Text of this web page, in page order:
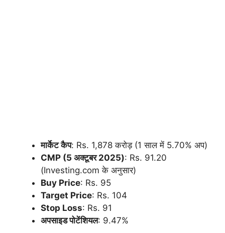
मार्केट कैप: Rs. 1,878 करोड़ (1 साल में 5.70% अप)
CMP (5 अक्टूबर 2025): Rs. 91.20
(Investing.com के अनुसार)
Buy Price: Rs. 95
Target Price: Rs. 104
Stop Loss: Rs. 91
अपसाइड पोटेंशियल: 9.47%